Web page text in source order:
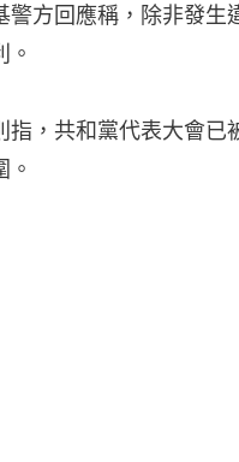
警方回應稱，除非發
。
指，共和黨代表大會已
。